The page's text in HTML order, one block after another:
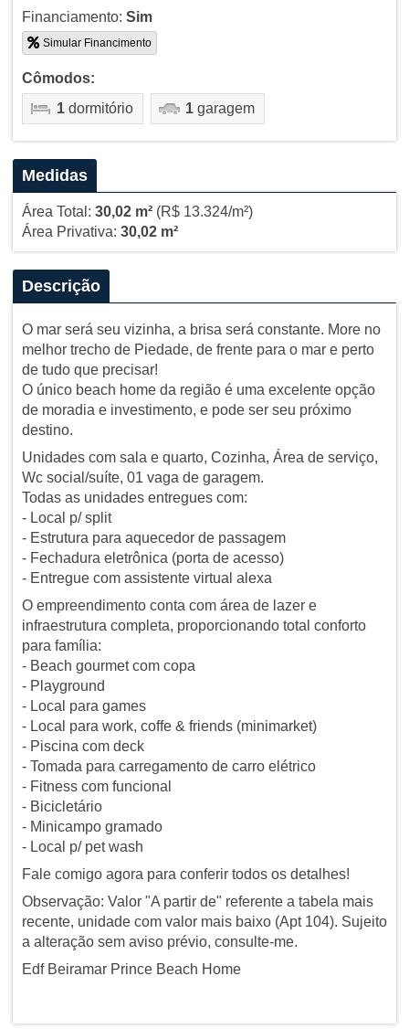
Financiamento: Sim
Simular Financimento
Cômodos:
1dormitório 1garagem
Medidas
Área Total: 30,02 m²(R$ 13.324/m²)
Área Privativa: 30,02 m²
Descrição
O mar será seu vizinha, a brisa será constante. More no
melhor trecho de Piedade, de frente para o mar e perto
de tudo que precisar!
O único beach home da região é uma excelente opção
de moradia e investimento, e pode ser seu próximo
destino.
Unidades com sala e quarto, Cozinha, Área de serviço,
Wc social/suíte, 01 vaga de garagem.
Todas as unidades entregues com:
- Local p/ split
- Estrutura para aquecedor de passagem
- Fechadura eletrônica (porta de acesso)
- Entregue com assistente virtual alexa
O empreendimento conta com área de lazer e
infraestrutura completa, proporcionando total conforto
para família:
- Beach gourmet com copa
- Playground
- Local para games
- Local para work, coffe & friends (minimarket)
- Piscina com deck
- Tomada para carregamento de carro elétrico
- Fitness com funcional
- Bicicletário
- Minicampo gramado
- Local p/ pet wash
Fale comigo agora para conferir todos os detalhes!
Observação: Valor "A partir de" referente a tabela mais
recente, unidade com valor mais baixo (Apt 104). Sujeito
a alteração sem aviso prévio, consulte-me.
Edf Beiramar Prince Beach Home